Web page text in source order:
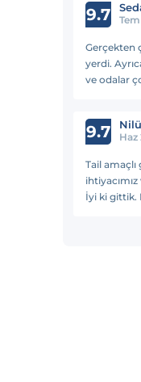
9.7
Gerçekten
yerdi.
ve odalar
9.7 Haz
Tail amaçlı
ihtiyacımız vardı
İyi ki gittik. Muzaffer bey ve eşi harika
ilgisi